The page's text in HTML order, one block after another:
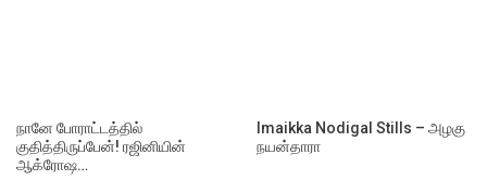
நானே போராட்டத்தில்
குதித்திருப்பேன்! ரஜினியின்
ஆக்ரோஷ…
Imaikka Nodigal Stills – அழகு
நயன்தாரா